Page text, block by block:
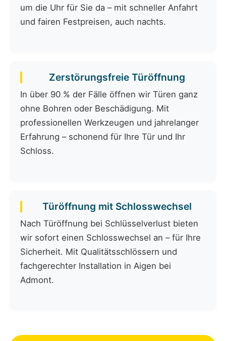
um die Uhr für Sie da – mit schneller Anfahrt
und fairen Festpreisen, auch nachts.
Zerstörungsfreie Türöffnung
In über 90 % der Fälle öffnen wir Türen ganz
ohne Bohren oder Beschädigung. Mit
professionellen Werkzeugen und jahrelanger
Erfahrung – schonend für Ihre Tür und Ihr
Schloss.
Türöffnung mit Schlosswechsel
Nach Türöffnung bei Schlüsselverlust bieten
wir sofort einen Schlosswechsel an – für Ihre
Sicherheit. Mit Qualitätsschlössern und
fachgerechter Installation in Aigen bei
Admont.